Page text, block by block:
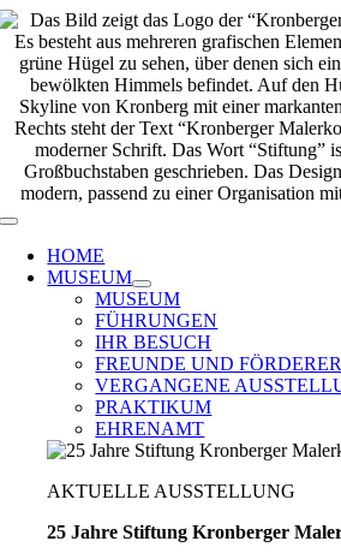
Zum
Inhalt
springen
Toggle
Navigation
HOME
MUSEUM
MUSEUM
FÜHRUNGEN
IHR BESUCH
FREUNDE UND FÖRDERER
VERGANGENE
PRAKTIKUM
EHRENAMT
AKTUELLE AUSSTELLUNG
25 Jahre Stiftung Kronberger